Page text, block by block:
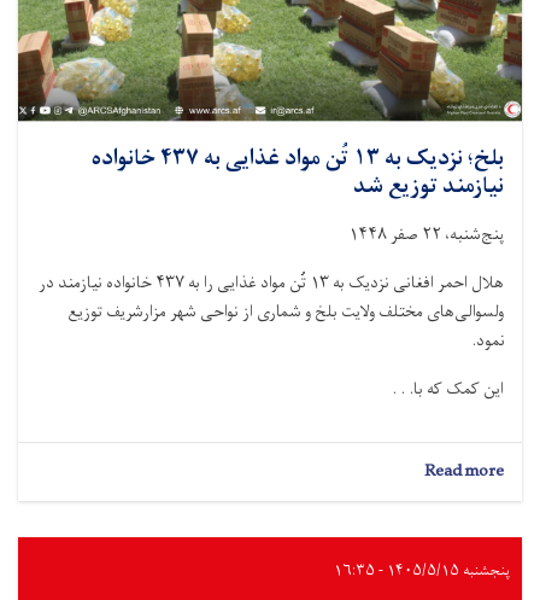
بلخ؛ نزدیک به ۱۳ تُن مواد غذایی به ۴۳۷ خانواده
نیازمند توزیع شد
پنج‌شنبه، ۲۲ صفر ۱۴۴۸
هلال احمر افغانی نزدیک به ۱۳ تُن مواد غذایی را به ۴۳۷ خانواده نیازمند در
ولسوالی‌های مختلف ولایت بلخ و شماری از نواحی شهر مزارشریف توزیع
نمود.
این کمک‌ که با. . .
Read more
بلخ؛
به
۱۳
پنجشنبه ۱۴۰۵/۵/۱۵ - ۱۶:۳۵